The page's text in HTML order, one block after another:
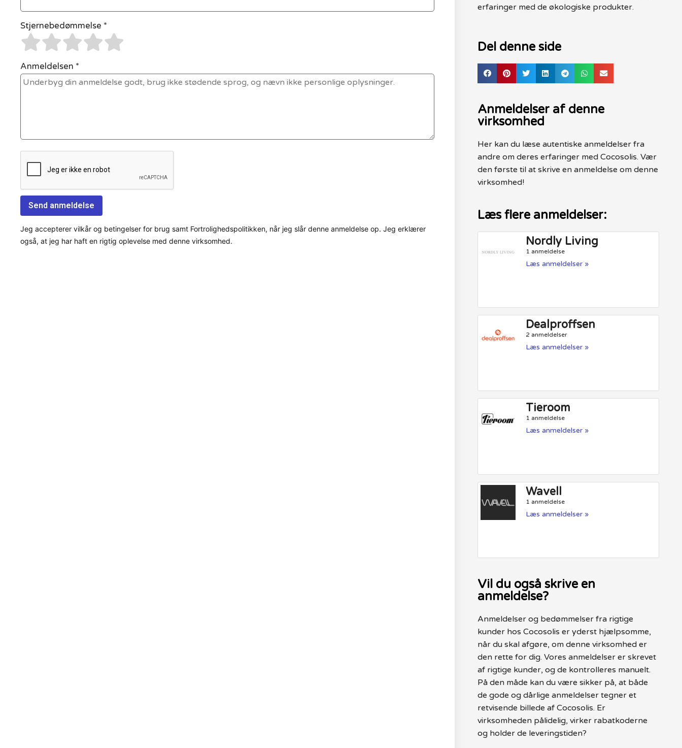
Stjernebedømmelse *
Anmeldelsen *
Jeg accepterer vilkår og betingelser for brug samt Fortrolighedspolitikken, når jeg slår denne anmeldelse op. Jeg erklærer
også, at jeg har haft en rigtig oplevelse med denne virksomhed.
erfaringer med de økologiske produkter.
Del denne side
Anmeldelser af denne
virksomhed
Her kan du læse autentiske anmeldelser fra
andre om deres erfaringer med Cocosolis. Vær
den første til at skrive en anmeldelse om denne
virksomhed!
Læs flere anmeldelser:
Nordly Living
1 anmeldelse
Læs anmeldelser »
Dealproffsen
2 anmeldelser
Læs anmeldelser »
Tieroom
1 anmeldelse
Læs anmeldelser »
Wavell
1 anmeldelse
Læs anmeldelser »
Vil du også skrive en
anmeldelse?
Anmeldelser og bedømmelser fra rigtige
kunder hos Cocosolis er yderst hjælpsomme,
når du skal afgøre, om denne virksomhed er
den rette for dig. Vores anmeldelser er skrevet
af rigtige kunder, og de kontrolleres manuelt.
På den måde kan du være sikker på, at både
de gode og dårlige anmeldelser tegner et
retvisende billede af Cocosolis. Er
virksomheden pålidelig, virker rabatkoderne
og holder de leveringstiden?